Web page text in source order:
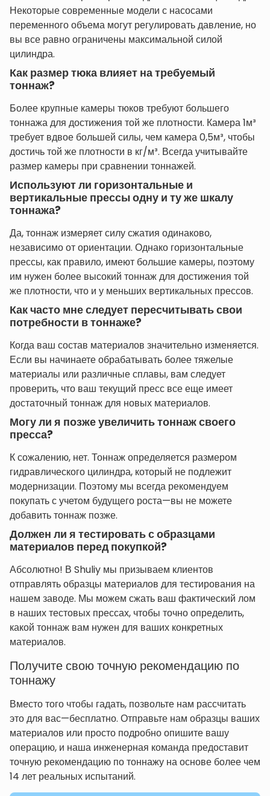
Некоторые современные модели с насосами
переменного объема могут регулировать давление, но
вы все равно ограничены максимальной силой
цилиндра.
Как размер тюка влияет на требуемый
тоннаж?
Более крупные камеры тюков требуют большего
тоннажа для достижения той же плотности. Камера 1м³
требует вдвое большей силы, чем камера 0,5м³, чтобы
достичь той же плотности в кг/м³. Всегда учитывайте
размер камеры при сравнении тоннажей.
Используют ли горизонтальные и
вертикальные прессы одну и ту же шкалу
тоннажа?
Да, тоннаж измеряет силу сжатия одинаково,
независимо от ориентации. Однако горизонтальные
прессы, как правило, имеют большие камеры, поэтому
им нужен более высокий тоннаж для достижения той
же плотности, что и у меньших вертикальных прессов.
Как часто мне следует пересчитывать свои
потребности в тоннаже?
Когда ваш состав материалов значительно изменяется.
Если вы начинаете обрабатывать более тяжелые
материалы или различные сплавы, вам следует
проверить, что ваш текущий пресс все еще имеет
достаточный тоннаж для новых материалов.
Могу ли я позже увеличить тоннаж своего
пресса?
К сожалению, нет. Тоннаж определяется размером
гидравлического цилиндра, который не подлежит
модернизации. Поэтому мы всегда рекомендуем
покупать с учетом будущего роста—вы не можете
добавить тоннаж позже.
Должен ли я тестировать с образцами
материалов перед покупкой?
Абсолютно! В Shuliy мы призываем клиентов
отправлять образцы материалов для тестирования на
нашем заводе. Мы можем сжать ваш фактический лом
в наших тестовых прессах, чтобы точно определить,
какой тоннаж вам нужен для ваших конкретных
материалов.
Получите свою точную рекомендацию по
тоннажу
Вместо того чтобы гадать, позвольте нам рассчитать
это для вас—бесплатно. Отправьте нам образцы ваших
материалов или просто подробно опишите вашу
операцию, и наша инженерная команда предоставит
точную рекомендацию по тоннажу на основе более чем
14 лет реальных испытаний.